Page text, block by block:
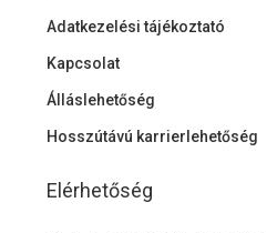
Adatkezelési tájékoztató
Kapcsolat
Álláslehetőség
Hosszútávú karrierlehetőség
Elérhetőség